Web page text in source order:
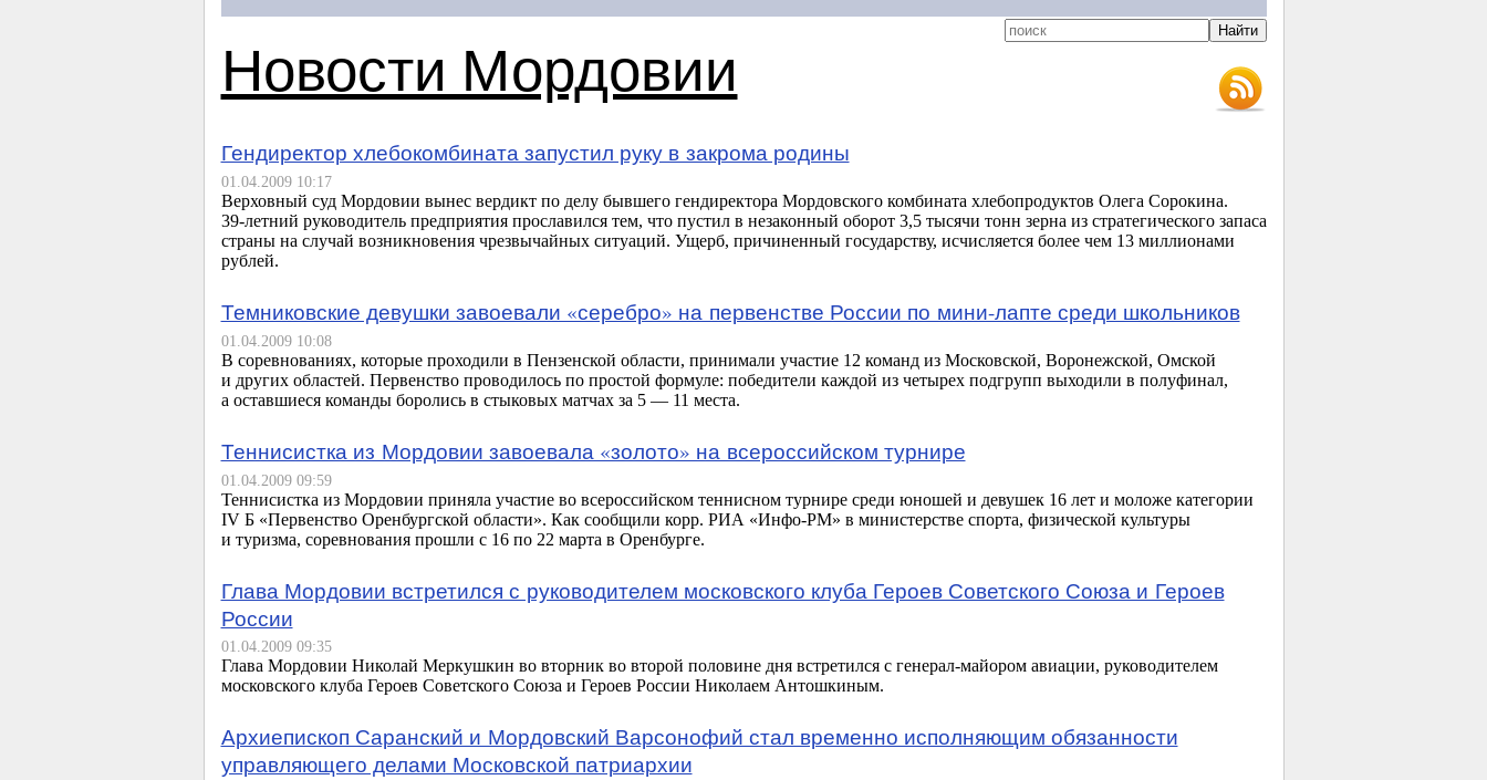
Новости Мордовии
Гендиректор хлебокомбината запустил руку в закрома родины
01.04.2009 10:17
Верховный суд Мордовии вынес вердикт по делу бывшего гендиректора Мордовского комбината хлебопродуктов Олега Сорокина.
39-летний руководитель предприятия прославился тем, что пустил в незаконный оборот 3,5 тысячи тонн зерна из стратегического запаса
страны на случай возникновения чрезвычайных ситуаций. Ущерб, причиненный государству, исчисляется более чем 13 миллионами
рублей.
Темниковские девушки завоевали «серебро» на первенстве России по мини-лапте среди школьников
01.04.2009 10:08
В соревнованиях, которые проходили в Пензенской области, принимали участие 12 команд из Московской, Воронежской, Омской
и других областей. Первенство проводилось по простой формуле: победители каждой из четырех подгрупп выходили в полуфинал,
а оставшиеся команды боролись в стыковых матчах за 5 — 11 места.
Теннисистка из Мордовии завоевала «золото» на всероссийском турнире
01.04.2009 09:59
Теннисистка из Мордовии приняла участие во всероссийском теннисном турнире среди юношей и девушек 16 лет и моложе категории
IV Б «Первенство Оренбургской области». Как сообщили корр. РИА «Инфо-РМ» в министерстве спорта, физической культуры
и туризма, соревнования прошли с 16 по 22 марта в Оренбурге.
Глава Мордовии встретился с руководителем московского клуба Героев Советского Союза и Героев
России
01.04.2009 09:35
Глава Мордовии Николай Меркушкин во вторник во второй половине дня встретился с генерал-майором авиации, руководителем
московского клуба Героев Советского Союза и Героев России Николаем Антошкиным.
Архиепископ Саранский и Мордовский Варсонофий стал временно исполняющим обязанности
управляющего делами Московской патриархии